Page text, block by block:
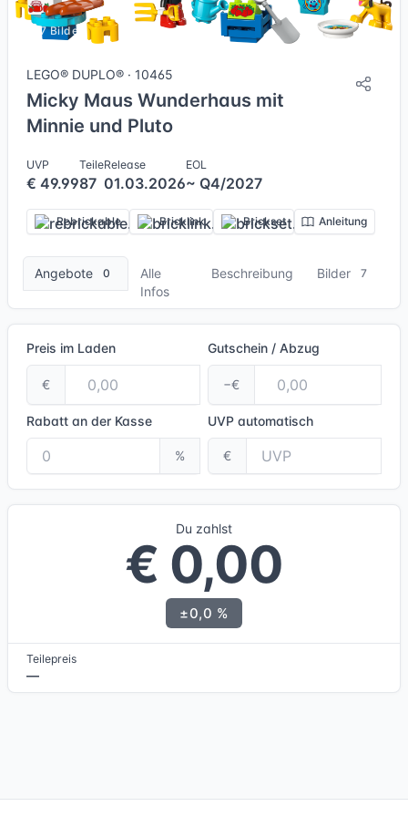
7 Bilder
LEGO® DUPLO® · 10465
Micky Maus Wunderhaus mit
Minnie und Pluto
UVP
€ 49.99
Teile
87
Release
01.03.2026
EOL
~ Q4/2027
Rebrickable Bricklink Brickset Anleitung
Angebote 0
Alle
Infos
Beschreibung Bilder 7
Preis im Laden
€
Gutschein / Abzug
−€
Rabatt an der Kasse
%
UVP automatisch
€
Du zahlst
€ 0,00
±0,0 %
Teilepreis
—